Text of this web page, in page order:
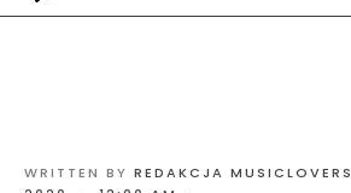
WRITTEN BY REDAKCJA MUSICLOVERS